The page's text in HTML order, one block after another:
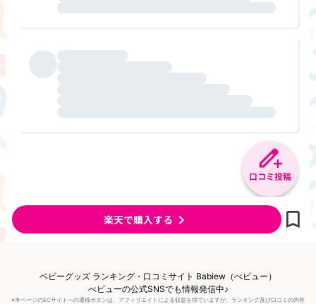
口コミ投稿
楽天で購入する
ベビーグッズ ランキング・口コミサイト Babiew（べビュー）
べビューの公式SNSでも情報発信中♪
※本ページのECサイトへの遷移ボタンは、アフィリエイトによる収益を得ていますが、ランキング及び口コミの内容